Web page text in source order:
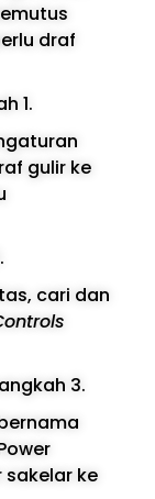
draf
1.
gulir ke
cari dan
3.
sakelar ke